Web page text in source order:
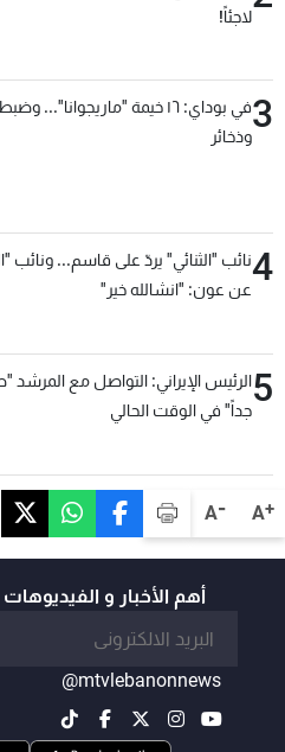
A+
A-
لاجئاً!
3
في بوداي: ١٦ خيمة "ماريجوانا"...
وذخائر
4نائب "الثنائي" يردّ على قاسم... ونائب
عن عون: "انشالله خير"
5الرئيس الإيراني: التواصل مع
جداً" في الوقت الحالي
أهم الأخبار و
@mtvlebanonnews